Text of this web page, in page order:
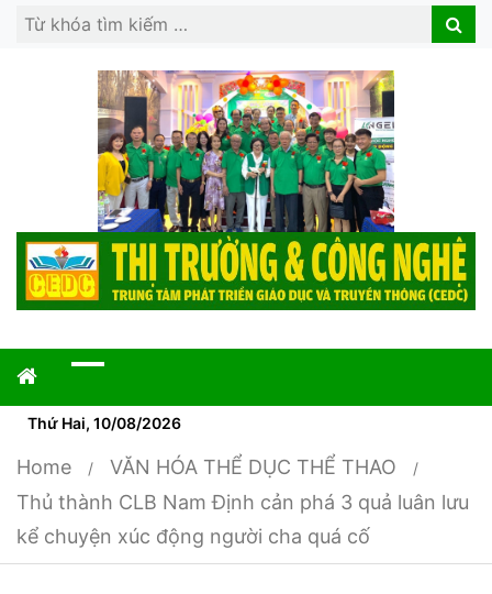
Search
Search
Thứ Hai, 10/08/2026
Home
VĂN HÓA THỂ DỤC THỂ THAO
Thủ thành CLB Nam Định cản phá 3 quả luân lưu
kể chuyện xúc động người cha quá cố